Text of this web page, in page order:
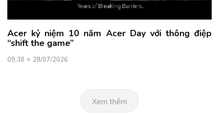
Acer kỷ niệm 10 năm Acer Day với thông điệp
“shift the game”
09:38 28/07/2026
Xem thêm